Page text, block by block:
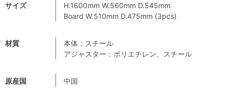
サイズ
H.1600mm W.560mm D.545mm
Board W.510mm D.475mm (3pcs)
材質
本体：スチール
アジャスター：ポリエチレン、スチール
原産国 中国